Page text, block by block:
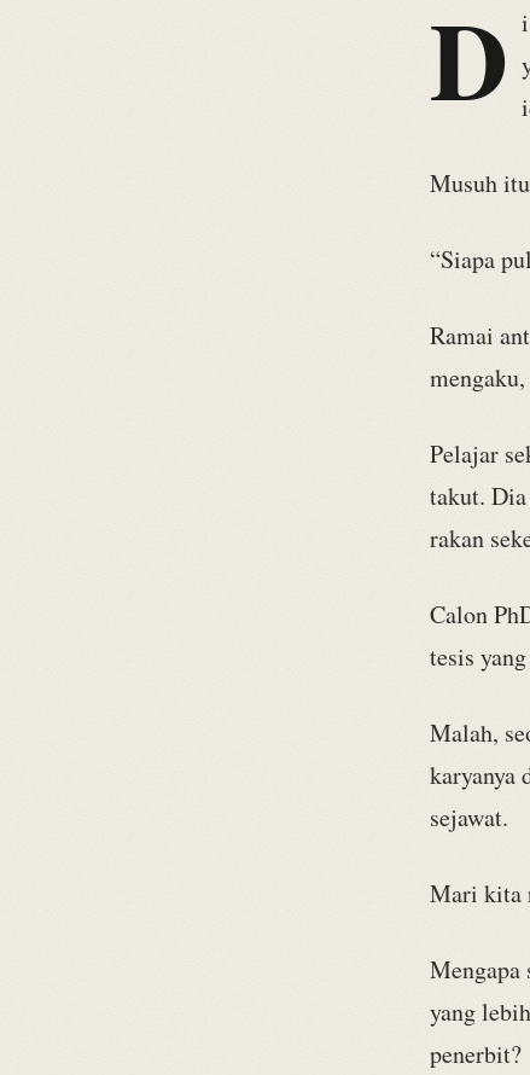
D
Musuh
“Siapa
Ramai
Pelajar
takut.
rakan
Calon
tesis
Malah,
karyanya
sejawat.
Mari kita
yang
penerbit?